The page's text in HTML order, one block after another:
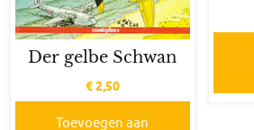
Der gelbe Schwan
€2,50
Toevoegen aan